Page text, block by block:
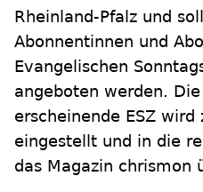
Rheinland-Pfalz und
Abonnentinnen und
Evangelischen
angeboten werden.
erscheinende ESZ wird
eingestellt und in die
das Magazin chrismon